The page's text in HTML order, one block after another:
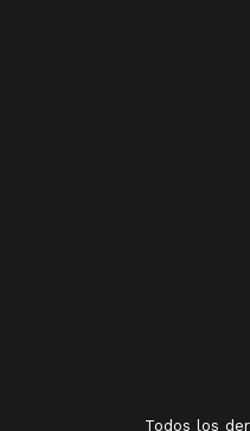
Todos los